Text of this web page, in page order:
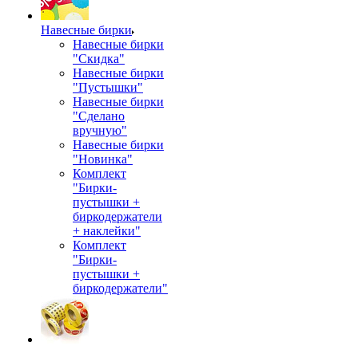
Навесные бирки
Навесные бирки
"Скидка"
Навесные бирки
"Пустышки"
Навесные бирки
"Сделано
вручную"
Навесные бирки
"Новинка"
Комплект
"Бирки-
пустышки +
биркодержатели
+ наклейки"
Комплект
"Бирки-
пустышки +
биркодержатели"